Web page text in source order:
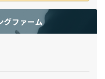
グファーム